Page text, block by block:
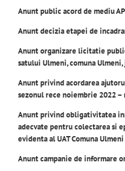
Anunt public acord de mediu
Anunt decizia etapei de
Anunt organizare licitatie
satului Ulmeni, comuna
Anunt privind acordarea
sezonul rece noiembrie 2022 –
Anunt privind obligativitatea
adecvate pentru colectarea si
evidenta al UAT Comuna Ulmeni
Anunt campanie de informare